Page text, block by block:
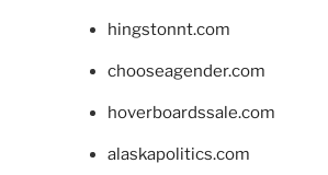
hingstonnt.com
chooseagender.com
hoverboardssale.com
alaskapolitics.com